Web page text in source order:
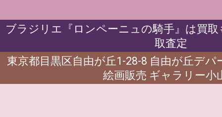
ブラジリエ『ロンペーニュの騎手』は買
取査定
東京都目黒区自由が丘1-28-8 自由が丘デ
絵画販売 ギャラリー小